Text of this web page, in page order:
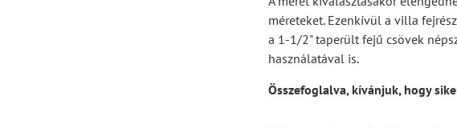
méreteket. Ezenkívül a villa
a 1-1/2" taperült fejű csövek
használatával is.
Összefoglalva, kívánjuk, hogy